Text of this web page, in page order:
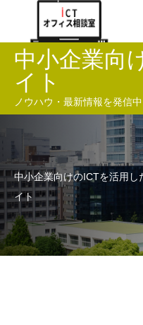
中小企業向
イト
ノウハウ・最新情報を発信中
中小企業向けのICTを活用
イト